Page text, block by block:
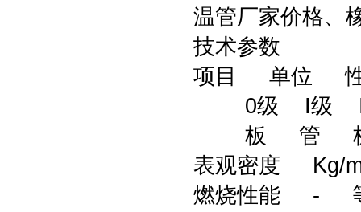
温管厂家价格、
技术参数
项目 单位 性
0级 I级 II
板 管
表观密度
燃烧性能 -